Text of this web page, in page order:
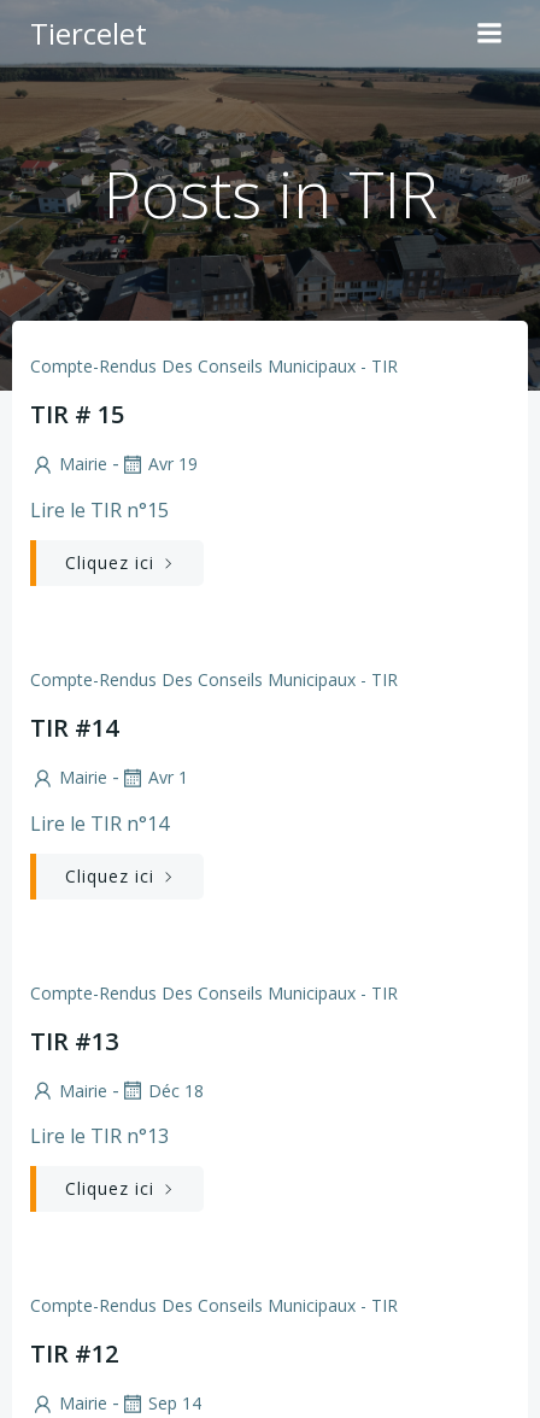
contenu
Tiercelet
Posts in TIR
Compte-Rendus Des Conseils Municipaux - TIR
TIR # 15
Mairie - Avr 19
Lire le TIR n°15
Cliquez ici
Compte-Rendus Des Conseils Municipaux - TIR
TIR #14
Mairie - Avr 1
Lire le TIR n°14
Cliquez ici
Compte-Rendus Des Conseils Municipaux - TIR
TIR #13
Mairie - Déc 18
Lire le TIR n°13
Cliquez ici
Compte-Rendus Des Conseils Municipaux - TIR
TIR #12
Mairie - Sep 14